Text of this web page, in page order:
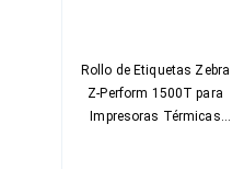
Enfriamiento para
Soportes y Paneles
Sistemas Operativos
Rollo de Etiquetas Zebra
Z-Perform 1500T para
Impresoras Térmicas